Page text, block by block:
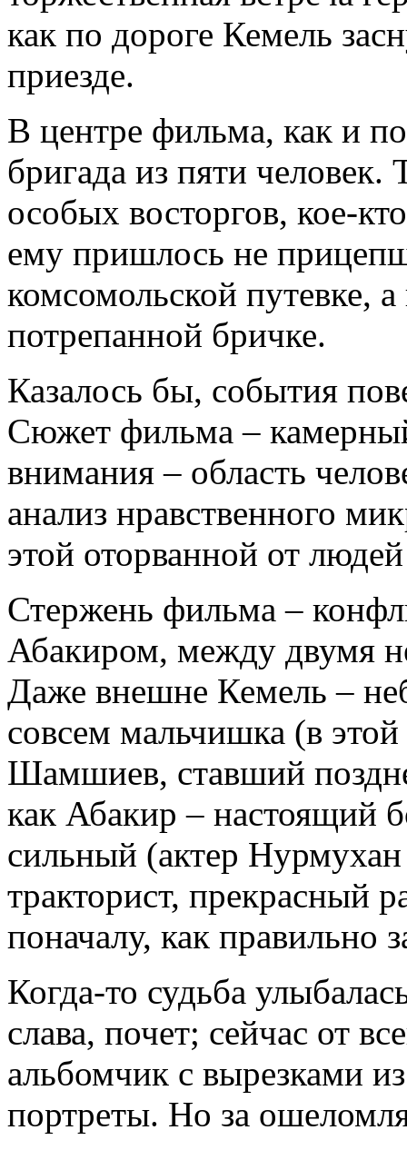
как по дороге Кемель
приезде.
В центре фильма, как и
бригада из пяти человек.
особых восторгов, кое-
ему пришлось не
комсомольской путевке,
потрепанной бричке.
Казалось бы, события
Сюжет фильма –
внимания – область
анализ нравственного
этой оторванной от
Стержень фильма –
Абакиром, между двумя
Даже внешне Кемель –
совсем мальчишка (в
Шамшиев, ставший
как Абакир – настоящий
сильный (актер
тракторист, прекрасный
поначалу, как правильно
Когда-то судьба
слава, почет; сейчас от
альбомчик с вырезками
портреты. Но за